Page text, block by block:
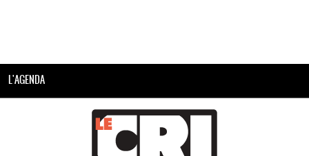
L'AGENDA